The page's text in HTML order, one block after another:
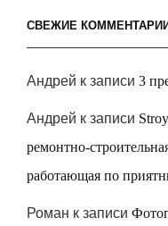
СВЕЖИЕ КОММЕНТАРИИ
Андрей к записи 3
Андрей к записи
ремонтно-
работающая по
Роман к записи